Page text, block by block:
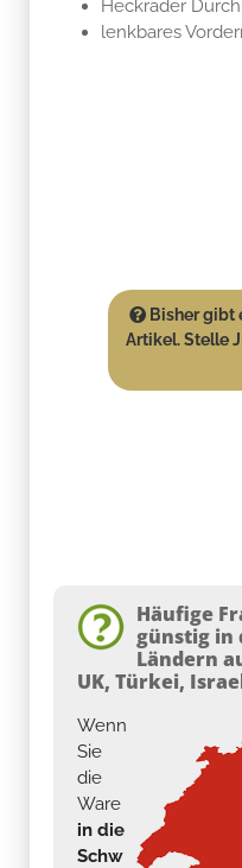
Heckräder
lenkbares
Bisher gibt
Artikel. Stelle
Häufige
günstig in
Ländern
UK, Türkei,
Wenn
Sie
die
Ware
in die
Schw